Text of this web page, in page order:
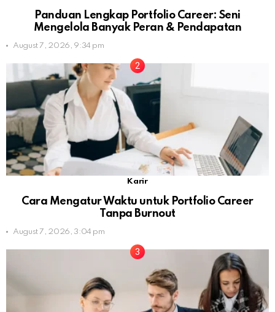
Panduan Lengkap Portfolio Career: Seni
Mengelola Banyak Peran & Pendapatan
August 7, 2026, 9:34 pm
Karir
Cara Mengatur Waktu untuk Portfolio Career
Tanpa Burnout
August 7, 2026, 3:04 pm